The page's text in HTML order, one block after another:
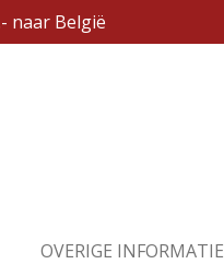
naar België
OVERIGE INFORMATIE